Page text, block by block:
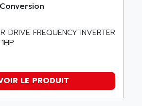
FREQUENCY INVERTER
LE PRODUIT